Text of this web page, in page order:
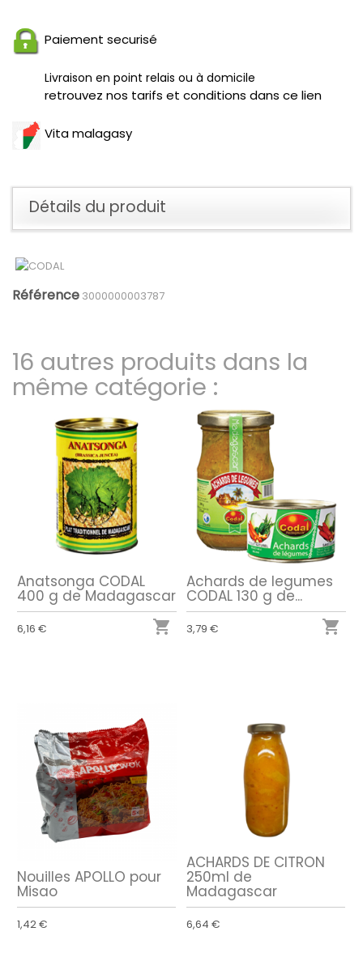
Paiement securisé
Livraison en point relais ou à domicile
retrouvez nos tarifs et conditions dans ce lien
Vita malagasy
Détails du produit
Référence 3000000003787
16 autres produits dans la
même catégorie :
Anatsonga CODAL
400 g de Madagascar
6,16 € 
Achards de legumes
CODAL 130 g de...
3,79 € 
Nouilles APOLLO pour
Misao
1,42 €
ACHARDS DE CITRON
250ml de
Madagascar
6,64 €